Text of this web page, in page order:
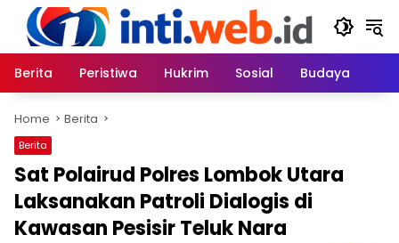
content
Berita
Peristiwa Hukrim Sosial Budaya
Home Berita
Berita
Sat Polairud Polres Lombok Utara
Laksanakan Patroli Dialogis di
Kawasan Pesisir Teluk Nara